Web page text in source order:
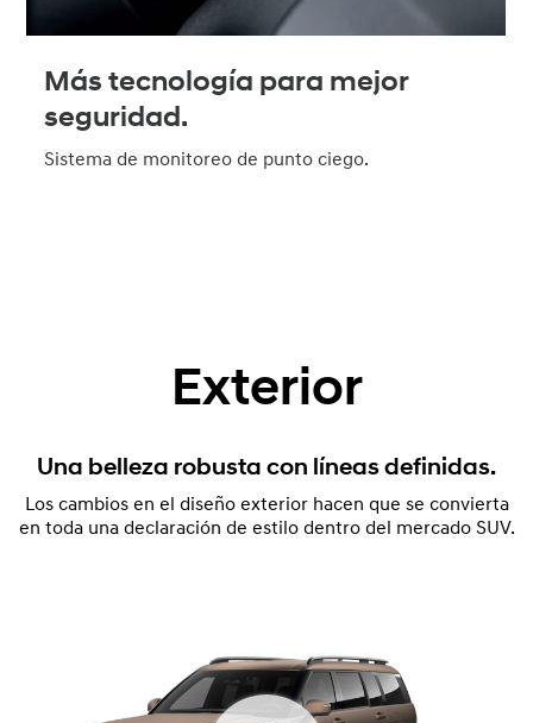
Más tecnología para mejor
seguridad.
Sistema de monitoreo de punto ciego.
Exterior
Una belleza robusta con líneas definidas.
Los cambios en el diseño exterior hacen que se convierta
en toda una declaración de estilo dentro del mercado SUV.